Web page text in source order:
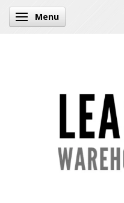
Skifte navigation
Menu